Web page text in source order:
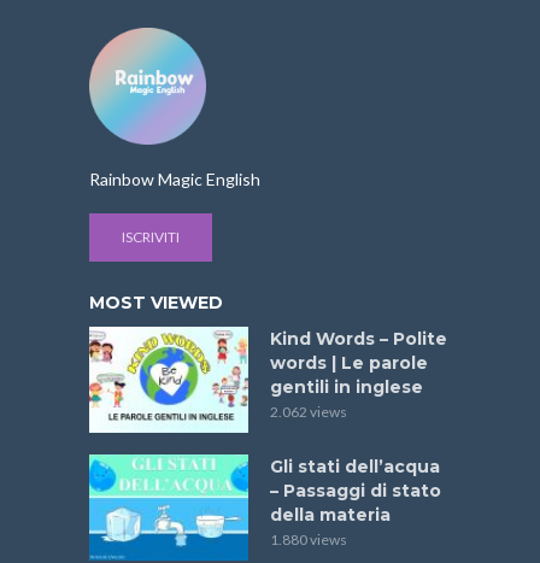
IMPARA L'INGLESE,TUTTI I VIDEO,VOCABOLARIO INGLESE BASE
Le parole dell’inverno in inglese | Winter
Words – Winter Vocabulary